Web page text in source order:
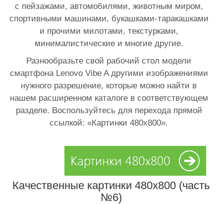
с пейзажами, автомобилями, животным миром,
спортивными машинами, букашками-таракашками
и прочими милотами, текстурками,
минималистические и многие другие.
Разнообразьте свой рабочий стол модели
смартфона Lenovo Vibe A другими изображениями
нужного разрешение, которые можно найти в
нашем расширенном каталоге в соответствующем
разделе. Воспользуйтесь для перехода прямой
ссылкой: «Картинки 480х800».
Качественные картинки 480x800 (часть
№6)